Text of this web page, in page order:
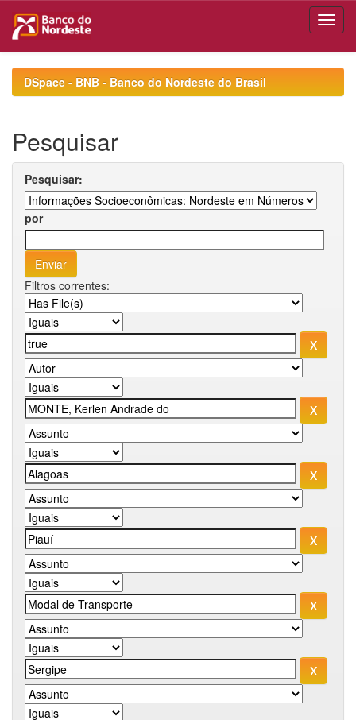
navigationDSpace - BNB - Banco do Nordeste do Brasil
Pesquisar
Pesquisar:
por
Filtros correntes: